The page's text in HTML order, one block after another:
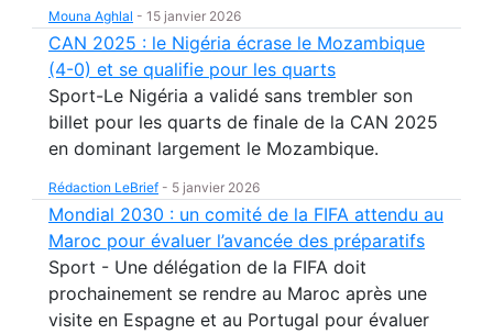
Mouna Aghlal - 15 janvier 2026
CAN 2025 : le Nigéria écrase le Mozambique
(4-0) et se qualifie pour les quarts
Sport-Le Nigéria a validé sans trembler son
billet pour les quarts de finale de la CAN 2025
en dominant largement le Mozambique.
Rédaction LeBrief - 5 janvier 2026
Mondial 2030 : un comité de la FIFA attendu au
Maroc pour évaluer l’avancée des préparatifs
Sport - Une délégation de la FIFA doit
prochainement se rendre au Maroc après une
visite en Espagne et au Portugal pour évaluer